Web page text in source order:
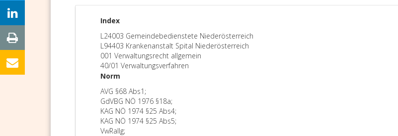
Index
L24003 Gemeindebedienstete Niederösterreich
L94403 Krankenanstalt Spital Niederösterreich
001 Verwaltungsrecht allgemein
40/01 Verwaltungsverfahren
Norm
AVG §68 Abs1;
GdVBG NÖ 1976 §18a;
KAG NÖ 1974 §25 Abs4;
KAG NÖ 1974 §25 Abs5;
VwRallg;